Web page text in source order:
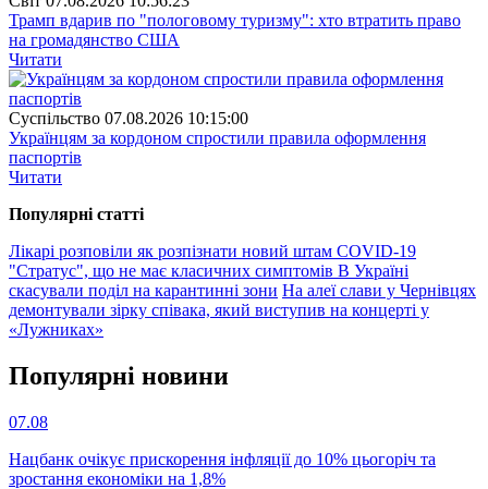
Трамп вдарив по "пологовому туризму": хто втратить право
на громадянство США
Читати
Суспiльство 07.08.2026 10:15:00
Українцям за кордоном спростили правила оформлення
паспортів
Читати
Популярнi статтi
Лікарі розповіли як розпізнати новий штам COVID-19
"Стратус", що не має класичних симптомів В Україні
скасували поділ на карантинні зони На алеї слави у Чернівцях
демонтували зірку співака, який виступив на концерті у
«Лужниках»
Популярнi новини
07.08
Нацбанк очікує прискорення інфляції до 10% цьогоріч та
зростання економіки на 1,8%